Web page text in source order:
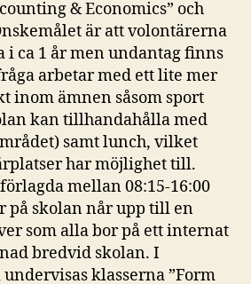
& Economics” och
är att volontärerna
i ca 1 år men undantag finns
arbetar med ett lite mer
inom ämnen såsom sport
kan tillhandahålla med
samt lunch, vilket
har möjlighet till.
mellan 08:15-16:00
på skolan når upp till en
som alla bor på ett internat
bredvid skolan. I
klasserna ”Form